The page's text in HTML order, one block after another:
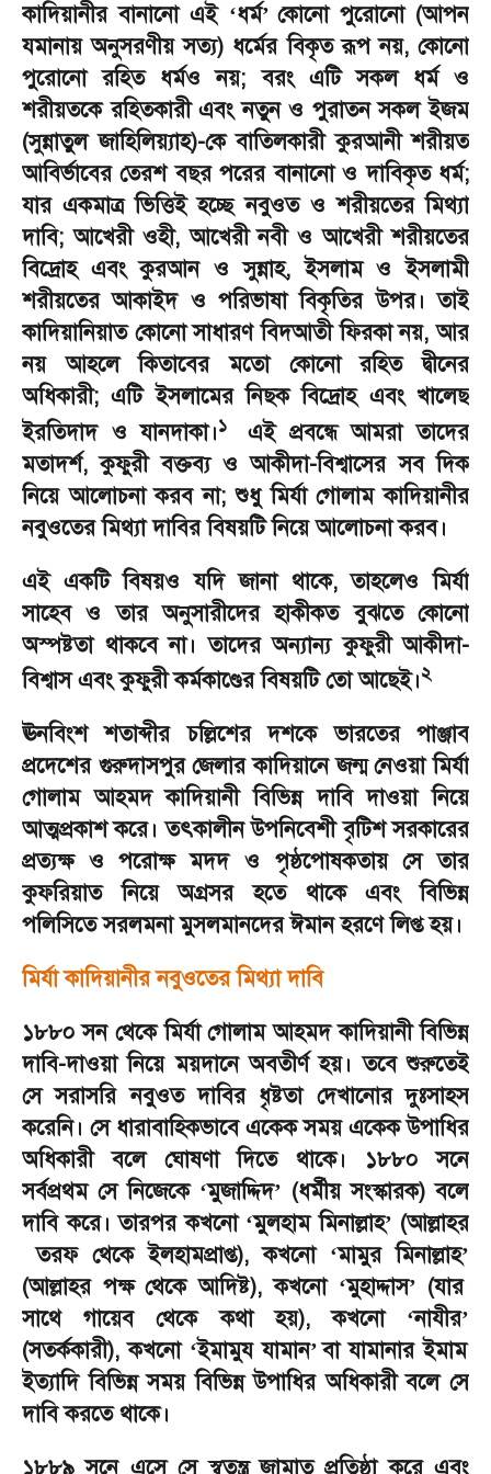
কাদিয়ানীর বানানো এই ‘ধর্ম’ কোনো পুরোনো (আপন
যমানায় অনুসরণীয় সত্য) ধর্মের বিকৃত রূপ নয়,কোনো
পুরোনো রহিত ধর্মও নয়;বরং এটি সকল ধর্ম ও
শরীয়তকে রহিতকারী এবং নতুন ও পুরাতন সকল ইজম
(সুন্নাতুল জাহিলিয়্যাহ)-কে বাতিলকারী কুরআনী শরীয়ত
আবির্ভাবের তেরশ বছর পরের বানানো ও দাবিকৃত ধর্ম;
যার একমাত্র ভিত্তিই হচ্ছে নবুওত ও শরীয়তের মিথ্যা
দাবি;আখেরী ওহী,আখেরী নবী ও আখেরী শরীয়তের
বিদ্রোহ এবং কুরআন ও সুন্নাহ,ইসলাম ও ইসলামী
শরীয়তের আকাইদ ও পরিভাষা বিকৃতির উপর। তাই
কাদিয়ানিয়াত কোনো সাধারণ বিদআতী ফিরকা নয়,আর
নয় আহলে কিতাবের মতো কোনো রহিত দ্বীনের
অধিকারী;এটি ইসলামের নিছক বিদ্রোহ এবং খালেছ
ইরতিদাদ ও যানদাকা।১
এই প্রবন্ধে আমরা তাদের
মতাদর্শ,কুফুরী বক্তব্য ও আকীদা-বিশ্বাসের সব দিক
নিয়ে আলোচনা করব না;শুধু মির্যা গোলাম কাদিয়ানীর
নবুওতের মিথ্যা দাবির বিষয়টি নিয়ে আলোচনা করব।
এই একটি বিষয়ও যদি জানা থাকে,তাহলেও মির্যা
সাহেব ও তার অনুসারীদের হাকীকত বুঝতে কোনো
অস্পষ্টতা থাকবে না। তাদের অন্যান্য কুফুরী আকীদা-
বিশ্বাস এবং কুফুরী কর্মকাণ্ডের বিষয়টি তো আছেই।২
ঊনবিংশ শতাব্দীর চল্লিশের দশকে ভারতের পাঞ্জাব
প্রদেশের গুরুদাসপুর জেলার কাদিয়ানে জন্ম নেওয়া মির্যা
গোলাম আহমদ কাদিয়ানী বিভিন্ন দাবি দাওয়া নিয়ে
আত্মপ্রকাশ করে। তৎকালীন উপনিবেশী বৃটিশ সরকারের
প্রত্যক্ষ ও পরোক্ষ মদদ ও পৃষ্ঠপোষকতায় সে তার
কুফরিয়াত নিয়ে অগ্রসর হতে থাকে এবং বিভিন্ন
পলিসিতে সরলমনা মুসলমানদের ঈমান হরণে লিপ্ত হয়।
মির্যা কাদিয়ানীর নবুওতের মিথ্যা দাবি
১৮৮০ সন থেকে মির্যা গোলাম আহমদ কাদিয়ানী বিভিন্ন
দাবি-দাওয়া নিয়ে ময়দানে অবতীর্ণ হয়। তবে শুরুতেই
সে সরাসরি নবুওত দাবির ধৃষ্টতা দেখানোর দুঃসাহস
করেনি। সে ধারাবাহিকভাবে একেক সময় একেক উপাধির
অধিকারী বলে ঘোষণা দিতে থাকে। ১৮৮০ সনে
সর্বপ্রথম সে নিজেকে ‘মুজাদ্দিদ’ (ধর্মীয় সংস্কারক) বলে
দাবি করে। তারপর কখনো ‘মুলহাম মিনাল্লাহ’ (আল্লাহর
তরফ থেকে ইলহামপ্রাপ্ত),কখনো ‘মামুর মিনাল্লাহ’
(আল্লাহর পক্ষ থেকে আদিষ্ট),কখনো ‘মুহাদ্দাস’ (যার
সাথে গায়েব থেকে কথা হয়),কখনো ‘নাযীর’
(সতর্ককারী),কখনো ‘ইমামুয যামান’ বা যামানার ইমাম
ইত্যাদি বিভিন্ন সময় বিভিন্ন উপাধির অধিকারী বলে সে
দাবি করতে থাকে।
১৮৮৯ সনে এসে সে স্বতন্ত্র জামাত প্রতিষ্ঠা করে এবং